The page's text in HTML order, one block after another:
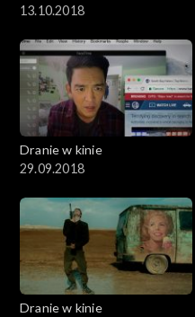
13.10.2018
Dranie w kinie
29.09.2018
Dranie w kinie